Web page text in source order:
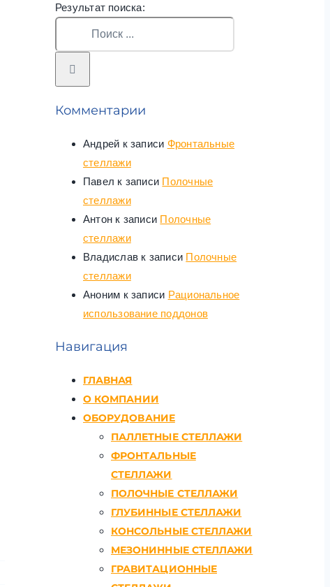
Результат поиска:
Комментарии
Андрей к записи Фронтальные
стеллажи
Павел к записи Полочные
стеллажи
Антон к записи Полочные
стеллажи
Владислав к записи Полочные
стеллажи
Аноним к записи Рациональное
использование поддонов
Навигация
ГЛАВНАЯ
О КОМПАНИИ
ОБОРУДОВАНИЕ
ПАЛЛЕТНЫЕ СТЕЛЛАЖИ
ФРОНТАЛЬНЫЕ
СТЕЛЛАЖИ
ПОЛОЧНЫЕ СТЕЛЛАЖИ
ГЛУБИННЫЕ СТЕЛЛАЖИ
КОНСОЛЬНЫЕ СТЕЛЛАЖИ
МЕЗОНИННЫЕ СТЕЛЛАЖИ
ГРАВИТАЦИОННЫЕ